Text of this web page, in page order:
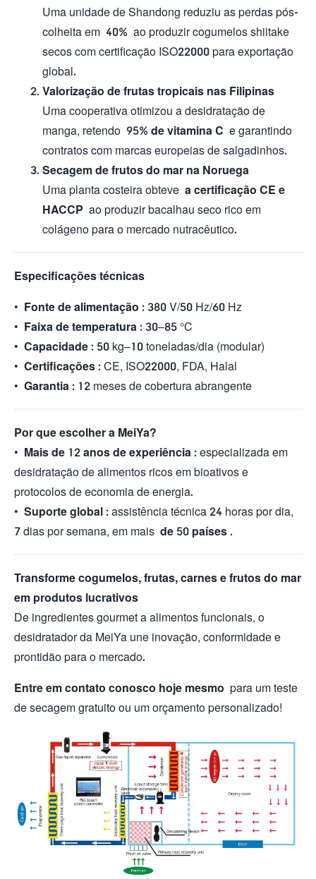
Uma unidade de Shandong reduziu as perdas pós-
colheita em 40% ao produzir cogumelos shiitake
secos com certificação ISO22000 para exportação
global.
Valorização de frutas tropicais nas Filipinas
Uma cooperativa otimizou a desidratação de
manga, retendo 95% de vitamina C e garantindo
contratos com marcas europeias de salgadinhos.
Secagem de frutos do mar na Noruega
Uma planta costeira obteve a certificação CE e
HACCP ao produzir bacalhau seco rico em
colágeno para o mercado nutracêutico.
Especificações técnicas
• Fonte de alimentação : 380 V/50 Hz/60 Hz
• Faixa de temperatura : 30–85 °C
• Capacidade : 50 kg–10 toneladas/dia (modular)
• Certificações : CE, ISO22000, FDA, Halal
• Garantia : 12 meses de cobertura abrangente
Por que escolher a MeiYa?
• Mais de 12 anos de experiência : especializada em
desidratação de alimentos ricos em bioativos e
protocolos de economia de energia.
• Suporte global : assistência técnica 24 horas por dia,
7 dias por semana, em mais de 50 países .
Transforme cogumelos, frutas, carnes e frutos do mar
em produtos lucrativos
De ingredientes gourmet a alimentos funcionais, o
desidratador da MeiYa une inovação, conformidade e
prontidão para o mercado.
Entre em contato conosco hoje mesmo para um teste
de secagem gratuito ou um orçamento personalizado!